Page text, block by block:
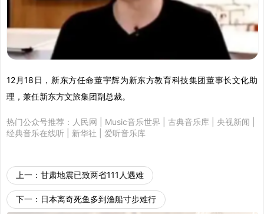
12月18日，新东方任命董宇辉为新东方教育科技集团董事长文化助
理，兼任新东方文旅集团副总裁。
热门公众号推荐： 人民网 Music音乐世界 古典音乐库 央视新闻
经典音乐在线听
新华社 爱听音乐库
上一： 甘肃地震已致两省111人遇难
下一： 日本离奇死鱼多到渔船寸步难行